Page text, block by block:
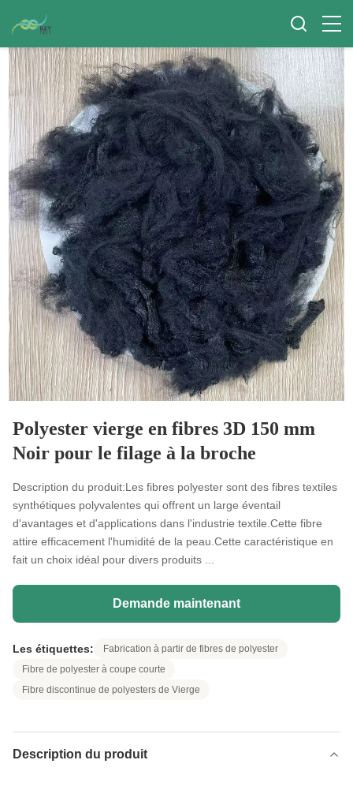
Polyester vierge en fibres 3D 150 mm
Noir pour le filage à la broche
Description du produit:Les fibres polyester sont des fibres textiles
synthétiques polyvalentes qui offrent un large éventail
d'avantages et d'applications dans l'industrie textile.Cette fibre
attire efficacement l'humidité de la peau.Cette caractéristique en
fait un choix idéal pour divers produits ...
Demande maintenant
Les étiquettes:
Fabrication à partir de fibres de polyester
Fibre de polyester à coupe courte
Fibre discontinue de polyesters de Vierge
Description du produit